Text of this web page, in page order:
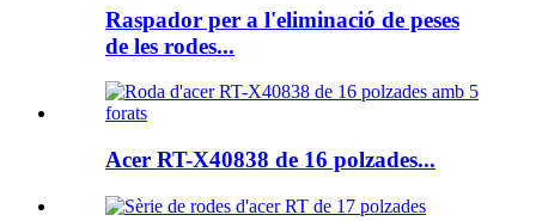
Raspador per a l'eliminació de peses
de les rodes...
Acer RT-X40838 de 16 polzades...